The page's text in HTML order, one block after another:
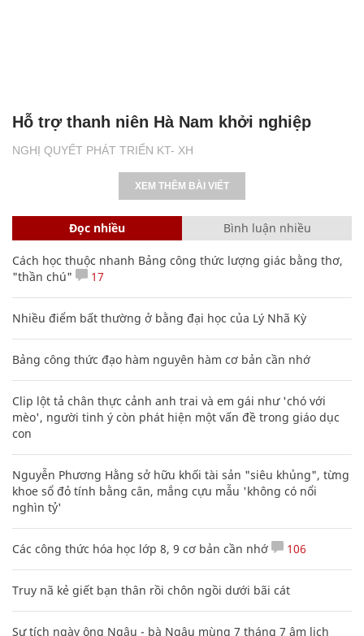
NGHỊ QUYẾT PHÁT TRIỂN KT- XH
Hỗ trợ thanh niên Hà Nam khởi nghiệp
XEM THÊM BÀI VIẾT
Đọc nhiều Bình luận nhiều
Cách học thuộc nhanh Bảng công thức lượng giác bằng thơ,
"thần chú"
17
Nhiều điểm bất thường ở bằng đại học của Lý Nhã Kỳ
Bảng công thức đạo hàm nguyên hàm cơ bản cần nhớ
Clip lột tả chân thực cảnh anh trai và em gái như 'chó với
mèo', người tinh ý còn phát hiện một vấn đề trong giáo dục
con
Nguyễn Phương Hằng sở hữu khối tài sản "siêu khủng", từng
khoe sổ đỏ tính bằng cân, mắng cựu mẫu 'không có nổi
nghìn tỷ'
Các công thức hóa học lớp 8, 9 cơ bản cần nhớ 106
Truy nã kẻ giết bạn thân rồi chôn ngồi dưới bãi cát
Sự tích ngày ông Ngâu - bà Ngâu mùng 7 tháng 7 âm lịch